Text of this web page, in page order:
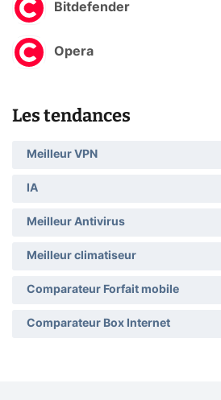
Bitdefender
Opera
Les tendances
Meilleur VPN
IA
Meilleur Antivirus
Meilleur climatiseur
Comparateur Forfait mobile
Comparateur Box Internet